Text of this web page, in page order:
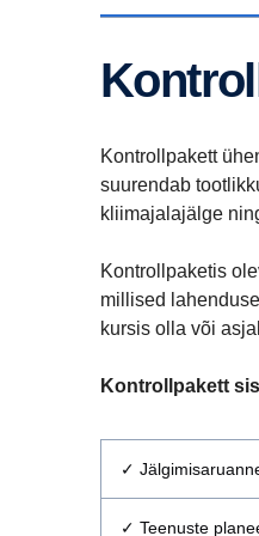
Kontrollpakett
suurendab
kliimajalajälge
Kontrollpaketis
millised
kursis olla või
Kontrollpakett
✓
✓ Teenuste